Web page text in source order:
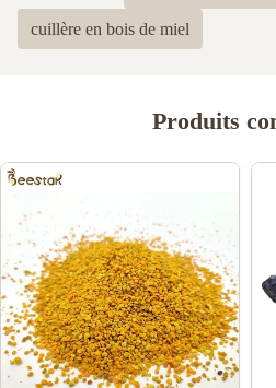
5
A Alexander skyler
Jun 12.2024
I received the items, it's amazing,
make an order again very soon.
cuillère en bois de miel
Produits